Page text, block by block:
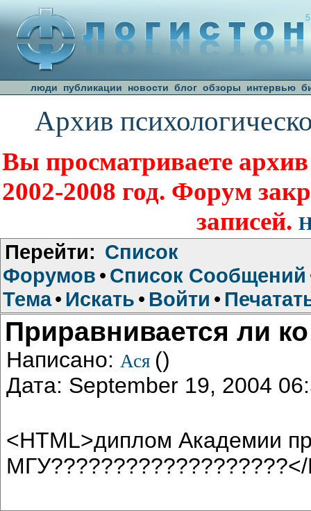
люди публикации новости блог обзоры интервью
Архив
Вы просматриваете
2002-2008 год. Форум
записей.
Перейти: Список
Форумов • Список Сообщений
Тема• Искать • Войти •
Приравнивается ли
Написано: Ася ()
Дата: September 19, 2004
<HTML>диплом Академии